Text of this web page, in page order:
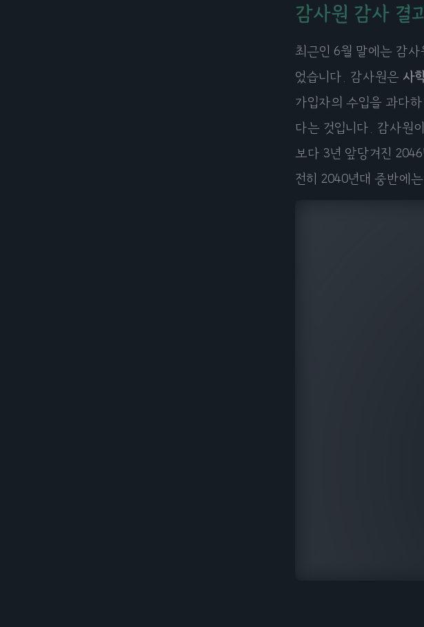
감사원 감사 결
최근인 6월 말에는 감
었습니다. 감사원은 사
가입자의 수입을 과다
다는 것입니다. 감사원
보다 3년 앞당겨진
전히 2040년대 중반에